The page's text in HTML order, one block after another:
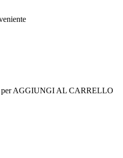
per AGGIUNGI AL CARRELLO